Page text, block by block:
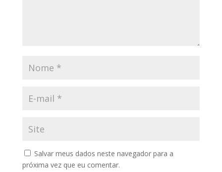
Salvar meus dados neste navegador para a
próxima vez que eu comentar.